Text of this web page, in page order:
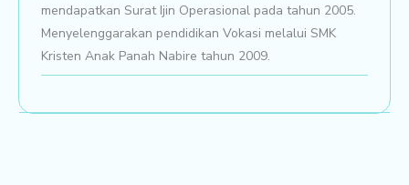
mendapatkan Surat Ijin Operasional pada tahun 2005.
Menyelenggarakan pendidikan Vokasi melalui SMK
Kristen Anak Panah Nabire tahun 2009.